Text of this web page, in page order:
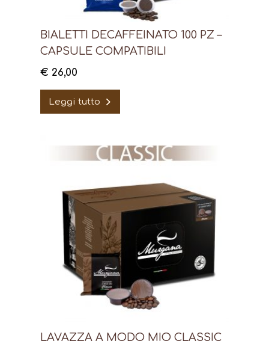
BIALETTI DECAFFEINATO 100 PZ –
CAPSULE COMPATIBILI
€ 26,00
Leggi tutto
LAVAZZA A MODO MIO CLASSIC